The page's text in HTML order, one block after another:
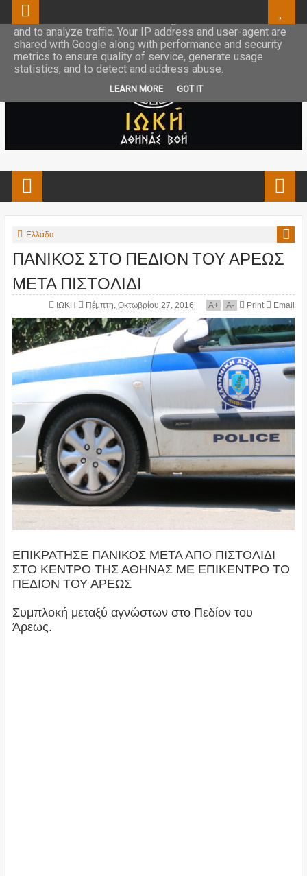
Ελλάδα
ΠΑΝΙΚΟΣ ΣΤΟ ΠΕΔΙΟΝ ΤΟΥ ΑΡΕΩΣ
ΜΕΤΑ ΠΙΣΤΟΛΙΔΙ
ΙΩΚΗ Πέμπτη, Οκτωβρίου 27, 2016 A+ A- Print Email
ΕΠΙΚΡΑΤΗΣΕ ΠΑΝΙΚΟΣ ΜΕΤΑ ΑΠΟ ΠΙΣΤΟΛΙΔΙ
ΣΤΟ ΚΕΝΤΡΟ ΤΗΣ ΑΘΗΝΑΣ ΜΕ ΕΠΙΚΕΝΤΡΟ ΤΟ
ΠΕΔΙΟΝ ΤΟΥ ΑΡΕΩΣ
Συμπλοκή μεταξύ αγνώστων στο Πεδίον του
Άρεως.
This site uses cookies from Google to deliver its services
and to analyze traffic. Your IP address and user-agent are
shared with Google along with performance and security
metrics to ensure quality of service, generate usage
statistics, and to detect and address abuse.
LEARN MORE GOT IT